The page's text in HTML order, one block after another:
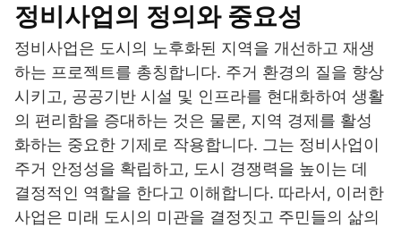
정비사업의 정의와 중요성
정비사업은 도시의 노후화된 지역을 개선하고 재생
하는 프로젝트를 총칭합니다. 주거 환경의 질을 향상
시키고, 공공기반 시설 및 인프라를 현대화하여 생활
의 편리함을 증대하는 것은 물론, 지역 경제를 활성
화하는 중요한 기제로 작용합니다. 그는 정비사업이
주거 안정성을 확립하고, 도시 경쟁력을 높이는 데
결정적인 역할을 한다고 이해합니다. 따라서, 이러한
사업은 미래 도시의 미관을 결정짓고 주민들의 삶의